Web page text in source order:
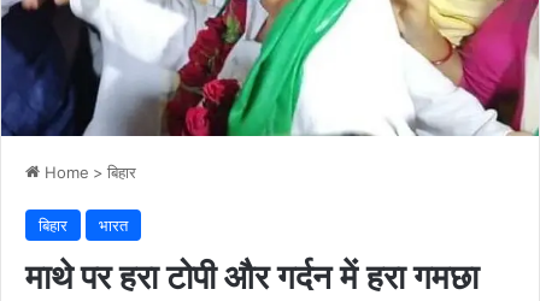
Home > बिहार
बिहार भारत
माथे पर हरा टोपी और गर्दन में हरा गमछा